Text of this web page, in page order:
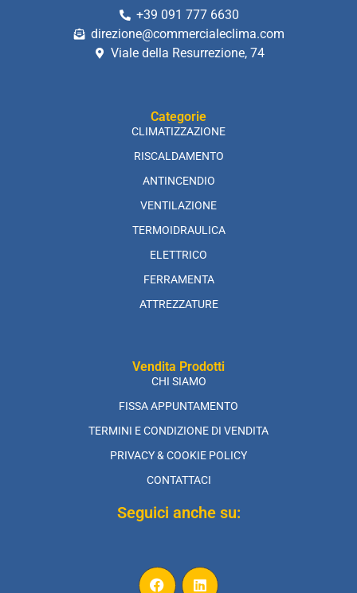
+39 091 777 6630
direzione@commercialeclima.com
Viale della Resurrezione, 74
Categorie
CLIMATIZZAZIONE
RISCALDAMENTO
ANTINCENDIO
VENTILAZIONE
TERMOIDRAULICA
ELETTRICO
FERRAMENTA
ATTREZZATURE
Vendita Prodotti
CHI SIAMO
FISSA APPUNTAMENTO
TERMINI E CONDIZIONE DI VENDITA
PRIVACY & COOKIE POLICY
CONTATTACI
Seguici anche su: